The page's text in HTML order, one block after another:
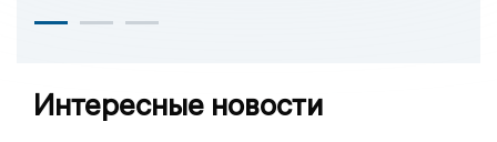
Интересные новости